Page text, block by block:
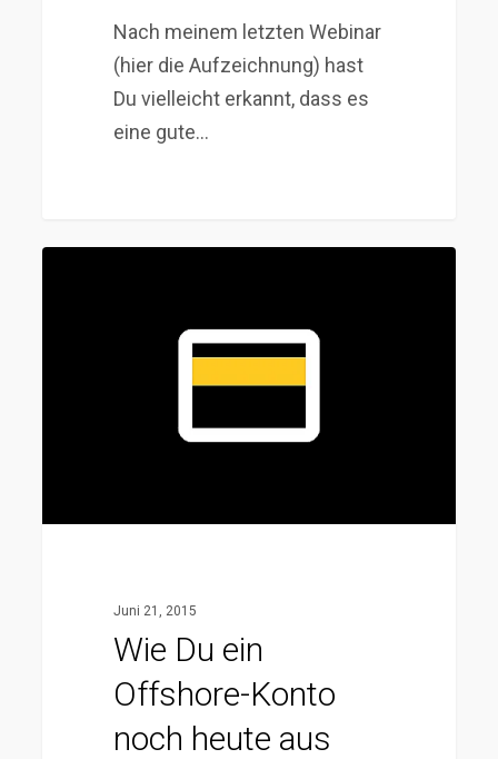
Nach meinem letzten Webinar
(hier die Aufzeichnung) hast
Du vielleicht erkannt, dass es
eine gute…
Deinem
Juni 21, 2015
Wie Du ein
Offshore-Konto
noch heute aus